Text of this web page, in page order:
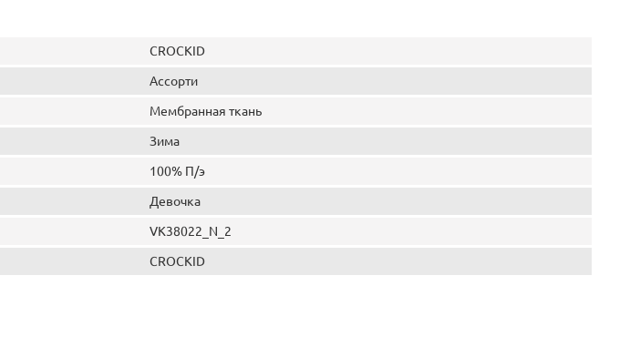
CROCKID
Ассорти
Мембранная ткань
Зима
100% П/э
Девочка
VK38022_N_2
CROCKID